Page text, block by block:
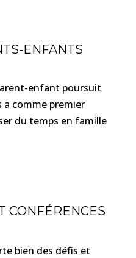
ENFANTS
enfant poursuit
comme premier
du temps en famille
CONFÉRENCES
bien des défis et